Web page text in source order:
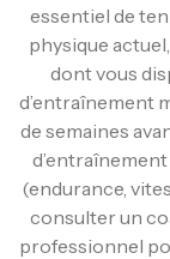
essentiel de
physique
dont vous
d’entraînement
de semaines
(endurance,
consulter un
professionnel